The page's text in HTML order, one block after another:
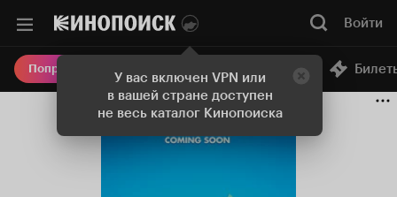
У вас включен VPN или
в вашей стране доступен
не весь каталог Кинопоиска
Войти
Попробовать Плюс Онлайн-кинотеатр